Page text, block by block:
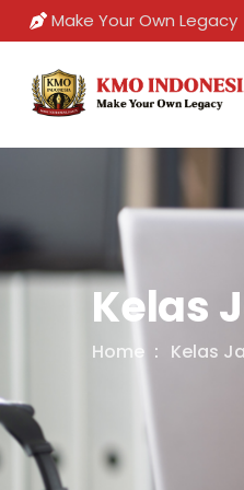
Make Your Own Legacy
Kelas
Home Kelas